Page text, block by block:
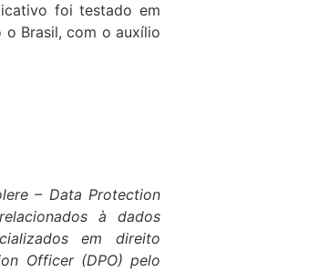
foi testado em
Brasil, com o auxílio
– Data Protection
à dados
em direito
Officer (DPO) pelo